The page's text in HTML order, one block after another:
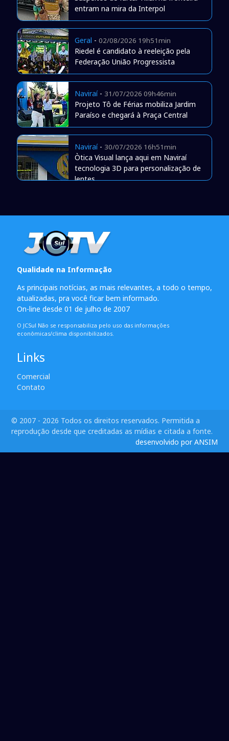
entram na mira da Interpol
Geral - 02/08/2026 19h51min
Riedel é candidato à reeleição pela
Federação União Progressista
Naviraí- 31/07/2026 09h46min
Projeto Tô de Férias mobiliza Jardim
Paraíso e chegará à Praça Central
Naviraí- 30/07/2026 16h51min
Òtica Visual lança aqui em Naviraí
tecnologia 3D para personalização de
lentes
Qualidade na Informação
As principais notícias, as mais relevantes, a todo o tempo,
atualizadas, pra você ficar bem informado.
On-line desde 01 de julho de 2007
O JCSul Não se responsabiliza pelo uso das informações
econômicas/clima disponibilizados.
Links
Comercial
Contato
© 2007 - 2026 Todos os direitos reservados. Permitida a
reprodução desde que creditadas as mídias e citada a fonte.
desenvolvido por ANSIM